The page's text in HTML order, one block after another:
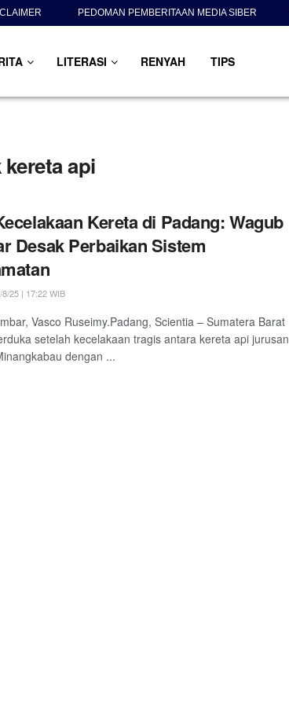
PEDOMAN PEMBERITAAN MEDIA SIBER
LITERASI RENYAH TIPS
api
Kereta di Padang: Wagub
Desak Perbaikan Sistem
25 | 17:22 WIB
Vasco Ruseimy.Padang, Scientia – Sumatera Barat
setelah kecelakaan tragis antara kereta api jurusan
dengan ...